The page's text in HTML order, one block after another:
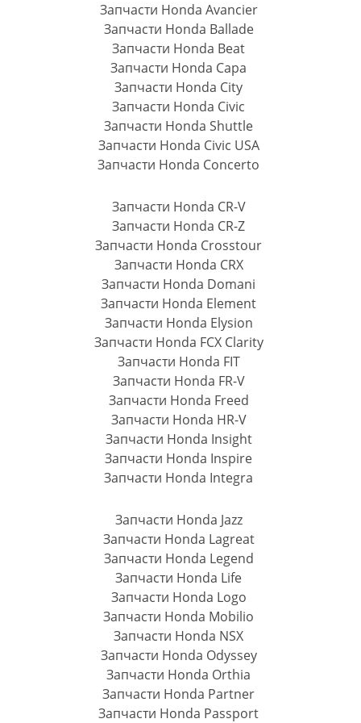
Запчасти Honda Avancier
Запчасти Honda Ballade
Запчасти Honda Beat
Запчасти Honda Capa
Запчасти Honda City
Запчасти Honda Civic
Запчасти Honda Shuttle
Запчасти Honda Civic USA
Запчасти Honda Concerto
Запчасти Honda CR-V
Запчасти Honda CR-Z
Запчасти Honda Crosstour
Запчасти Honda CRX
Запчасти Honda Domani
Запчасти Honda Element
Запчасти Honda Elysion
Запчасти Honda FCX Clarity
Запчасти Honda FIT
Запчасти Honda FR-V
Запчасти Honda Freed
Запчасти Honda HR-V
Запчасти Honda Insight
Запчасти Honda Inspire
Запчасти Honda Integra
Запчасти Honda Jazz
Запчасти Honda Lagreat
Запчасти Honda Legend
Запчасти Honda Life
Запчасти Honda Logo
Запчасти Honda Mobilio
Запчасти Honda NSX
Запчасти Honda Odyssey
Запчасти Honda Orthia
Запчасти Honda Partner
Запчасти Honda Passport